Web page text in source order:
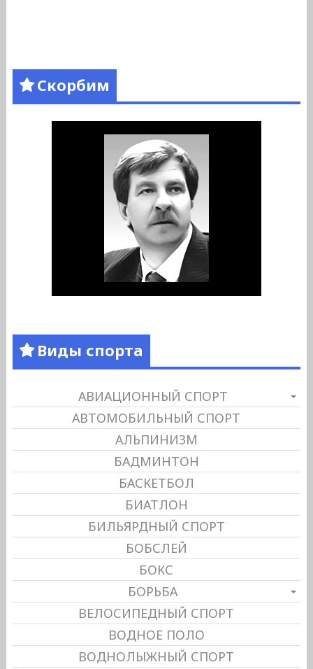
Скорбим
Виды спорта
АВИАЦИОННЫЙ СПОРТ
АВТОМОБИЛЬНЫЙ СПОРТ
АЛЬПИНИЗМ
БАДМИНТОН
БАСКЕТБОЛ
БИАТЛОН
БИЛЬЯРДНЫЙ СПОРТ
БОБСЛЕЙ
БОКС
БОРЬБА
ВЕЛОСИПЕДНЫЙ СПОРТ
ВОДНОЕ ПОЛО
ВОДНОЛЫЖНЫЙ СПОРТ